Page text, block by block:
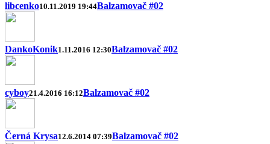
libcenko10.11.2019 19:44Balzamovač #02
DankoKonik1.11.2016 12:30Balzamovač #02
cyboy21.4.2016 16:12Balzamovač #02
Černá Krysa12.6.2014 07:39Balzamovač #02